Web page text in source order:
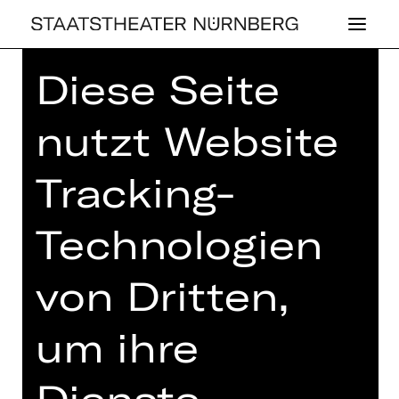
Home> Haus>Künstler*innen
Taras Konoshchenko
OPER
TARAS KO­NO­SH­
CHEN­KO
Diese Seite
nutzt Website
Tracking-
Technologien
von Dritten,
um ihre